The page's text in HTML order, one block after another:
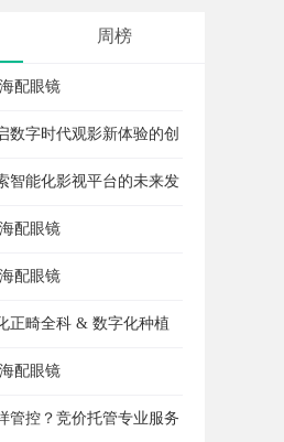
周榜
配眼镜
数字时代观影新体验的创
智能化影视平台的未来发
配眼镜
配眼镜
正畸全科 & 数字化种植
配眼镜
管控？竞价托管专业服务